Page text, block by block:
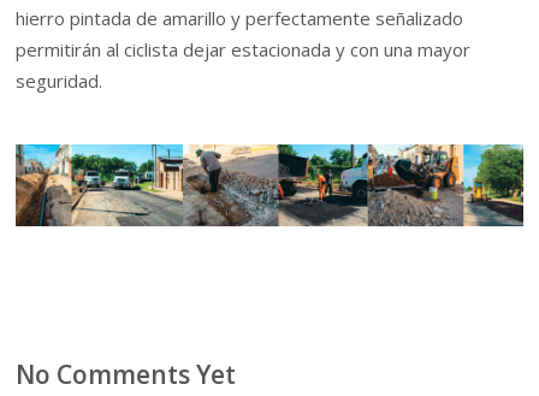
hierro pintada de amarillo y perfectamente señalizado
permitirán al ciclista dejar estacionada y con una mayor
seguridad.
No Comments Yet